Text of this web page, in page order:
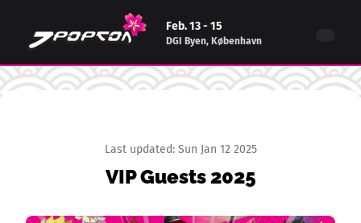
Feb. 13 - 15
DGI Byen, København
Last updated: Sun Jan 12 2025
VIP Guests 2025